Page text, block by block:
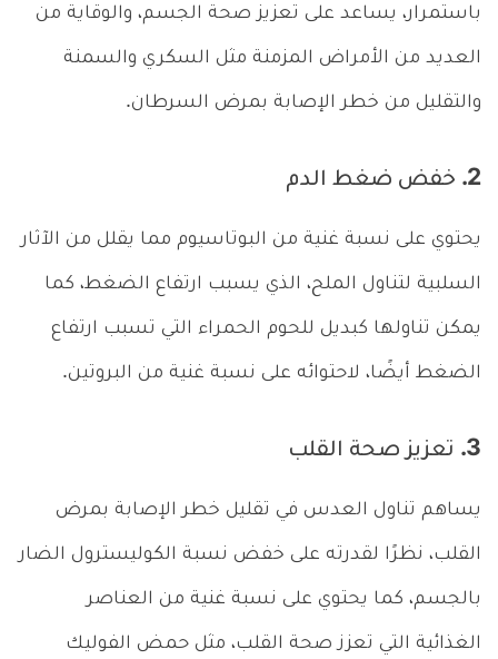
باستمرار، يساعد على تعزيز صحة الجسم، والوقاية من
العديد من الأمراض المزمنة مثل السكري والسمنة
والتقليل من خطر الإصابة بمرض السرطان.
2. خفض ضغط الدم
يحتوي على نسبة غنية من البوتاسيوم مما يقلل من الآثار
السلبية لتناول الملح، الذي يسبب ارتفاع الضغط، كما
يمكن تناولها كبديل للحوم الحمراء التي تسبب ارتفاع
الضغط أيضًا، لاحتوائه على نسبة غنية من البروتين.
3. تعزيز صحة القلب
يساهم تناول العدس في تقليل خطر الإصابة بمرض
القلب، نظرًا لقدرته على خفض نسبة الكوليسترول الضار
بالجسم، كما يحتوي على نسبة غنية من العناصر
الغذائية التي تعزز صحة القلب، مثل حمض الفوليك